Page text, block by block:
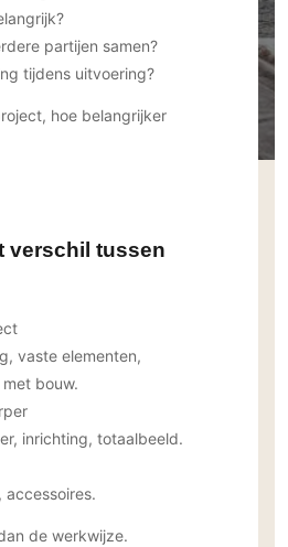
partijen samen?
tijdens uitvoering?
hoe belangrijker
verschil tussen
vaste elementen,
bouw.
inrichting, totaalbeeld.
accessoires.
de werkwijze.